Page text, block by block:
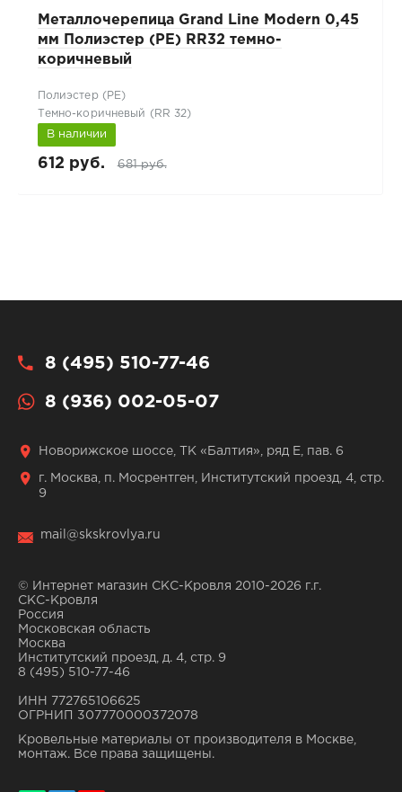
Металлочерепица Grand Line Modern 0,45
мм Полиэстер (PE) RR32 темно-
коричневый
Полиэстер (РЕ)
Темно-коричневый (RR 32)
В наличии
612 руб. 681 руб.
8 (495) 510-77-46
8 (936) 002-05-07
Новорижское шоссе, ТК «Балтия», ряд Е, пав. 6
г. Москва, п. Мосрентген, Институтский проезд, 4, стр.
9
mail@skskrovlya.ru
© Интернет магазин СКС-Кровля 2010-2026 г.г.
СКС-Кровля
Россия
Московская область
Москва
Институтский проезд, д. 4, стр. 9
8 (495) 510-77-46
ИНН 772765106625
ОГРНИП 307770000372078
Кровельные материалы от производителя в Москве,
монтаж. Все права защищены.